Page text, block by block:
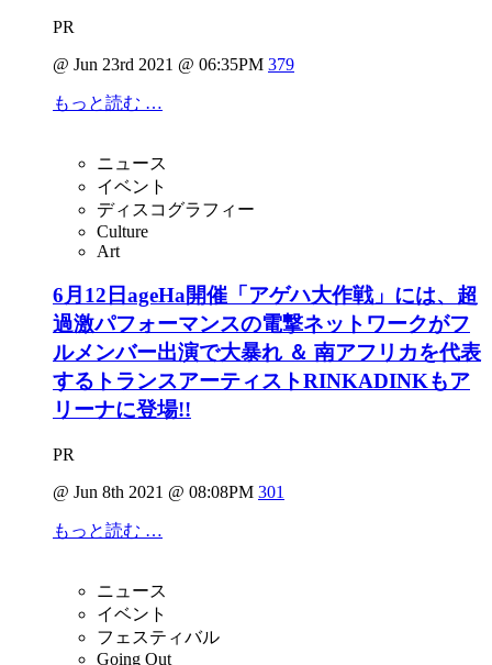
PR
@ Jun 23rd 2021 @ 06:35PM 379
もっと読む …
ニュース
イベント
ディスコグラフィー
Culture
Art
6月12日ageHa開催「アゲハ大作戦」には、超
過激パフォーマンスの電撃ネットワークがフ
ルメンバー出演で大暴れ ＆ 南アフリカを代表
するトランスアーティストRINKADINKもア
リーナに登場!!
PR
@ Jun 8th 2021 @ 08:08PM 301
もっと読む …
ニュース
イベント
フェスティバル
Going Out